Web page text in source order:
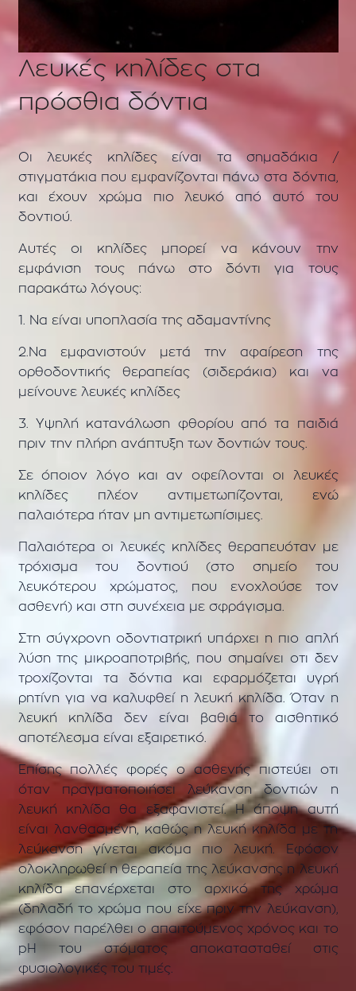
Λευκές κηλίδες στα
πρόσθια δόντια
Οι λευκές κηλίδες είναι τα σημαδάκια /
στιγματάκια που εμφανίζονται πάνω στα δόντια,
και έχουν χρώμα πιο λευκό από αυτό του
δοντιού.
Αυτές οι κηλίδες μπορεί να κάνουν την
εμφάνιση τους πάνω στο δόντι για τους
παρακάτω λόγους:
1. Να είναι υποπλασία της αδαμαντίνης
2.Να εμφανιστούν μετά την αφαίρεση της
ορθοδοντικής θεραπείας (σιδεράκια) και να
μείνουνε λευκές κηλίδες
3. Υψηλή κατανάλωση φθορίου από τα παιδιά
πριν την πλήρη ανάπτυξη των δοντιών τους.
Σε όποιον λόγο και αν οφείλονται οι λευκές
κηλίδες πλέον αντιμετωπίζονται, ενώ
παλαιότερα ήταν μη αντιμετωπίσιμες.
Παλαιότερα οι λευκές κηλίδες θεραπευόταν με
τρόχισμα του δοντιού (στο σημείο του
λευκότερου χρώματος, που ενοχλούσε τον
ασθενή) και στη συνέχεια με σφράγισμα.
Στη σύγχρονη οδοντιατρική υπάρχει η πιο απλή
λύση της μικροαποτριβής, που σημαίνει οτι δεν
τροχίζονται τα δόντια και εφαρμόζεται υγρή
ρητίνη για να καλυφθεί η λευκή κηλίδα. Όταν η
λευκή κηλίδα δεν είναι βαθιά το αισθητικό
αποτέλεσμα είναι εξαιρετικό.
Επίσης πολλές φορές ο ασθενής πιστεύει οτι
όταν πραγματοποιήσει λεύκανση δοντιών η
λευκή κηλίδα θα εξαφανιστεί. Η άποψη αυτή
είναι λανθασμένη, καθώς η λευκή κηλίδα με τη
λεύκανση γίνεται ακόμα πιο λευκή. Εφόσον
ολοκληρωθεί η θεραπεία της λεύκανσης η λευκή
κηλίδα επανέρχεται στο αρχικό της χρώμα
(δηλαδή το χρώμα που είχε πριν την λεύκανση),
εφόσον παρέλθει ο απαιτούμενος χρόνος και το
pH τουστόματος αποκατασταθεί στις
φυσιολογικές του τιμές.